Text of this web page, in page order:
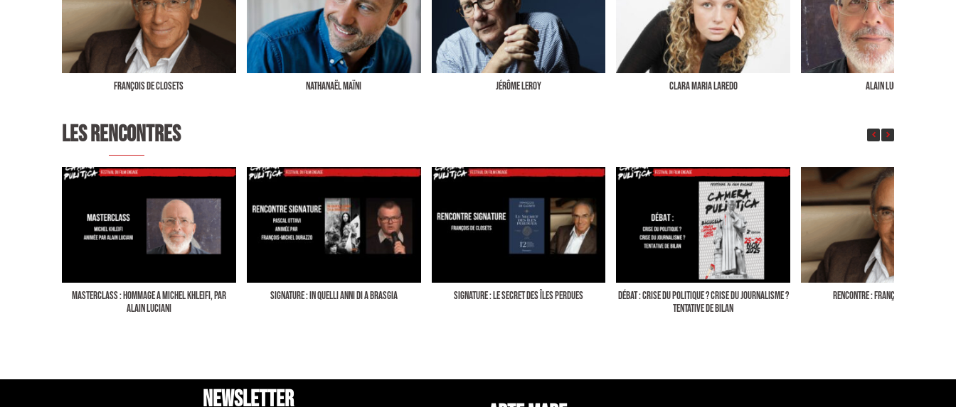
François de Closets Nathanaël Maïni Jérôme Leroy Clara Maria Laredo Alain Luciani
LES RENCONTRES
MASTERCLASS : HOMMAGE A MICHEL KHLEIFI, PAR
ALAIN LUCIANI
SIGNATURE : IN QUELLI ANNI DI A BRASGIA SIGNATURE : LE SECRET DES ÎLES PERDUES
DÉBAT : CRISE DU POLITIQUE ? CRISE DU JOURNALISME ?
TENTATIVE DE BILAN
RENCONTRE : FRANÇOIS DE CLOSETS
NEWSLETTER